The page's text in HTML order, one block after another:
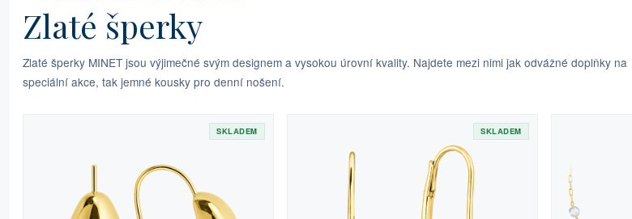
Zlaté šperky
Zlaté šperky MINET jsou výjimečné svým designem a vysokou úrovní kvality. Najdete mezi nimi jak odvážné doplňky na
speciální akce, tak jemné kousky pro denní nošení.
SKLADEM SKLADEM